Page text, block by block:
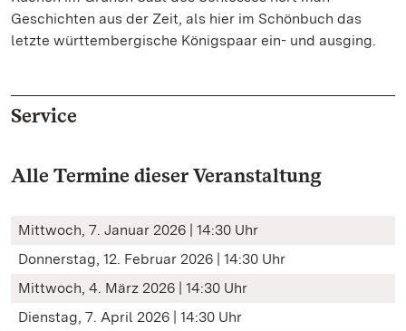
Geschichten aus der Zeit, als hier im Schönbuch das
letzte württembergische Königspaar ein- und ausging.
Service
Alle Termine dieser Veranstaltung
Mittwoch, 7. Januar 2026 | 14:30 Uhr
Donnerstag, 12. Februar 2026 | 14:30 Uhr
Mittwoch, 4. März 2026 | 14:30 Uhr
Dienstag, 7. April 2026 | 14:30 Uhr